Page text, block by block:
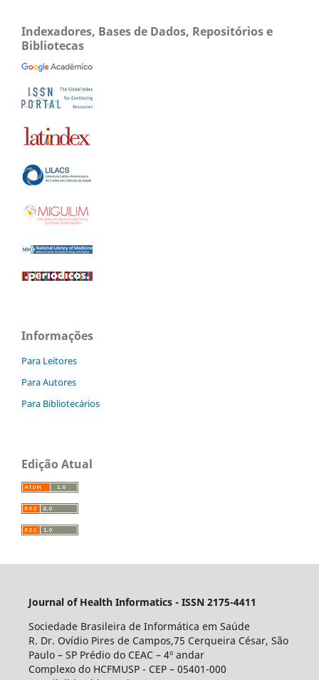
Indexadores, Bases de Dados, Repositórios e
Bibliotecas
Informações
Para Leitores
Para Autores
Para Bibliotecários
Edição Atual
Journal of Health Informatics - ISSN 2175-4411
Sociedade Brasileira de Informática em Saúde
R. Dr. Ovídio Pires de Campos,75 Cerqueira César, São
Paulo – SP Prédio do CEAC – 4º andar
Complexo do HCFMUSP - CEP – 05401-000